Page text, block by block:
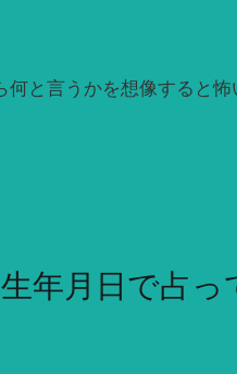
と言うかを想像すると
年月日で占っ